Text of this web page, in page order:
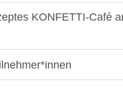
KONFETTI-Café